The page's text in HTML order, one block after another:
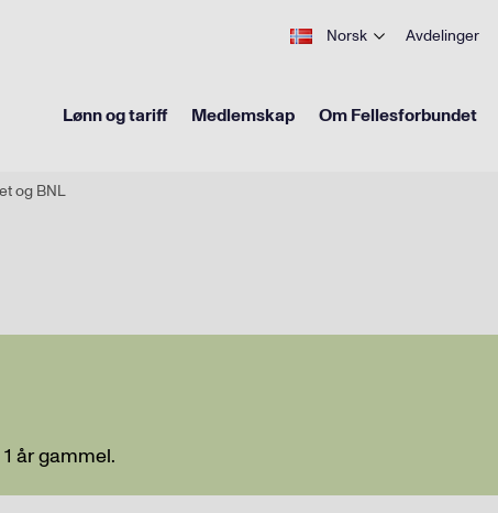
Norsk Avdelinger
Lønn og tariff Medlemskap Om Fellesforbundet
og BNL
år gammel.